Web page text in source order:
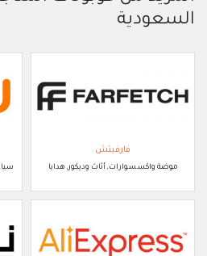
السعودية
فارفيتش
موضة واكسسوارات, أثاث وديكور, هدايا